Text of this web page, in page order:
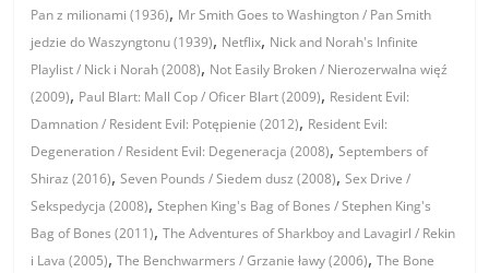
Pan z milionami (1936), Mr Smith Goes to Washington / Pan Smith
jedzie do Waszyngtonu (1939), Netflix, Nick and Norah's Infinite
Playlist / Nick i Norah (2008), Not Easily Broken / Nierozerwalna więź
(2009), Paul Blart: Mall Cop / Oficer Blart (2009), Resident Evil:
Damnation / Resident Evil: Potępienie (2012), Resident Evil:
Degeneration / Resident Evil: Degeneracja (2008),Septembers of
Shiraz (2016),Seven Pounds / Siedem dusz (2008),Sex Drive /
Sekspedycja (2008),Stephen King's Bag of Bones / Stephen King's
Bag of Bones (2011),The Adventures of Sharkboy and Lavagirl / Rekin
i Lava (2005),The Benchwarmers / Grzanie ławy (2006),The Bone